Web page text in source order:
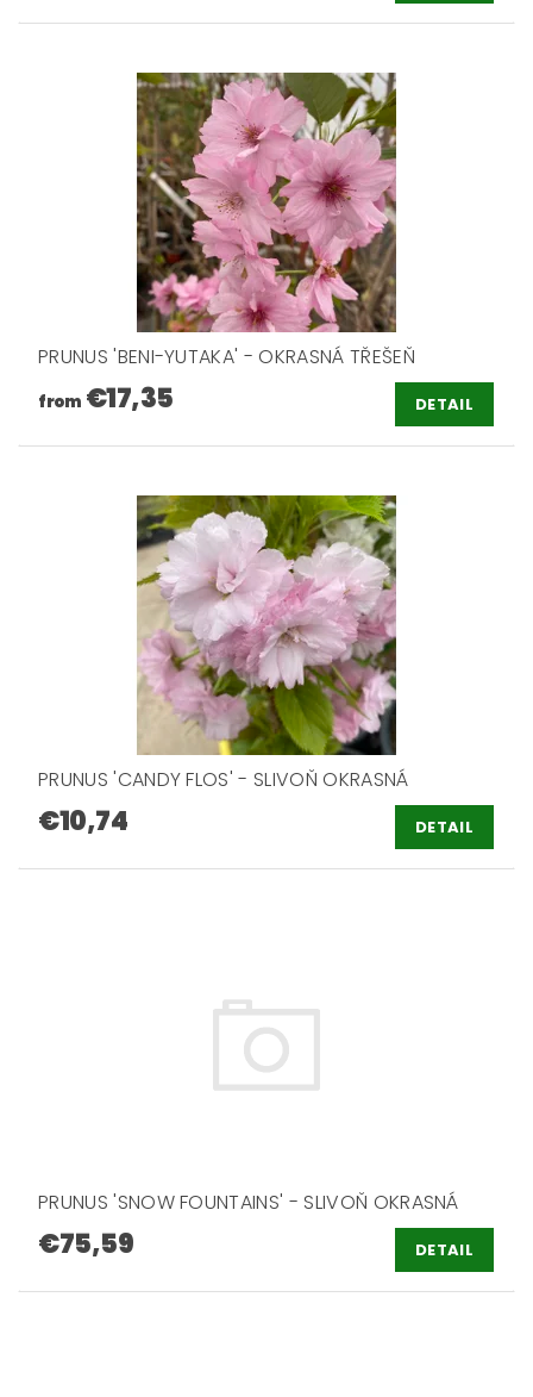
PRUNUS 'BENI-YUTAKA' - OKRASNÁ TŘEŠEŇ
from €17,35 DETAIL
PRUNUS 'CANDY FLOS' - SLIVOŇ OKRASNÁ
€10,74 DETAIL
PRUNUS 'SNOW FOUNTAINS' - SLIVOŇ OKRASNÁ
€75,59 DETAIL